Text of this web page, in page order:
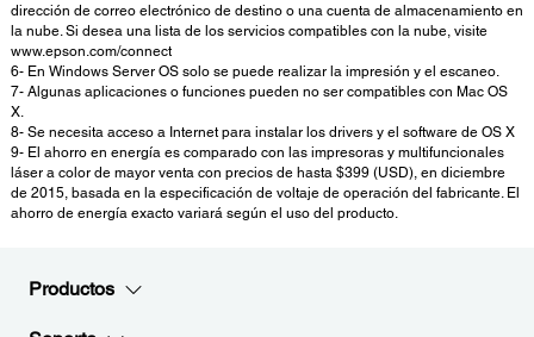
dirección de correo electrónico de destino o una cuenta de almacenamiento en
la nube. Si desea una lista de los servicios compatibles con la nube, visite
www.epson.com/connect
6- En Windows Server OS solo se puede realizar la impresión y el escaneo.
7- Algunas aplicaciones o funciones pueden no ser compatibles con Mac OS
X.
8- Se necesita acceso a Internet para instalar los drivers y el software de OS X
9- El ahorro en energía es comparado con las impresoras y multifuncionales
láser a color de mayor venta con precios de hasta $399 (USD), en diciembre
de 2015, basada en la especificación de voltaje de operación del fabricante. El
ahorro de energía exacto variará según el uso del producto.
Productos